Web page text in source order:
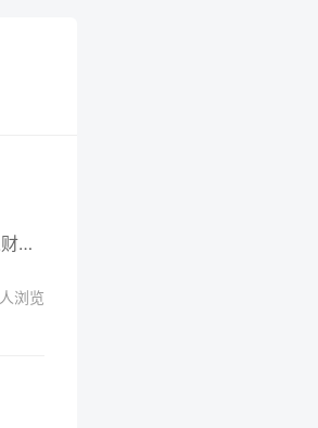
在经济运行中，通货膨胀是一个普遍存在的现象，对企业经营和个人财务都带来了挑战。在这样的环境下，有效的税务筹划成为企业和个人应对通货膨胀的重要策略之一。本文将探讨税务筹划在对抗通货膨胀中的关键作用，为会计从业人员、企业老板和创业者提供相关见解。
人浏览